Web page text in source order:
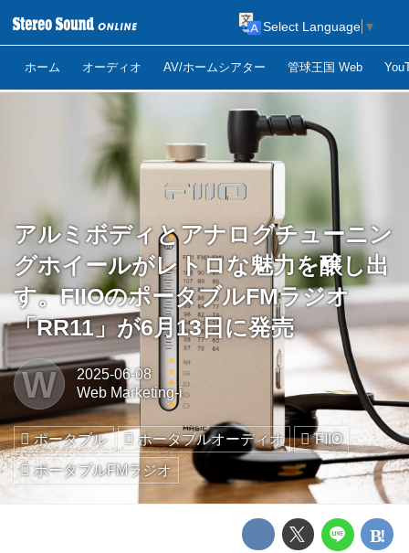
ホーム オーディオ AV/ホームシアター 管球王国 Web
Select Language ▼
アルミボディとアナログチューニン
グホイールがレトロな魅力を醸し出
す。FIIOのポータブルFMラジオ
「RR11」が6月13日に発売
W
2025-06-08
Web Marketing-i
ポータブル ポータブルオーディオ
FIIO
ポータブルFMラジオ